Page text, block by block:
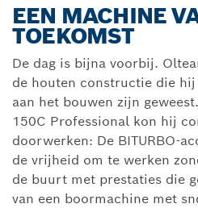
EEN MACHINE
TOEKOMST
De dag is bijna voorbij.
de houten constructie die
aan het bouwen zijn
150C Professional kon hij
doorwerken: De BITURBO-
de vrijheid om te werken
de buurt met prestaties die
van een boormachine met